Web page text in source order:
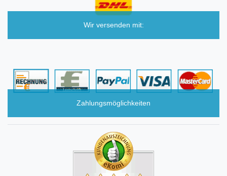
Wir versenden mit:
Zahlungsmöglichkeiten